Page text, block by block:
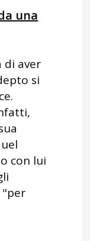
una
di aver
si
con lui
"per